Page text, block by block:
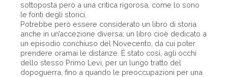
sottoposta però a una critica rigorosa, come lo sono
le fonti degli storici.
Potrebbe però essere considerato un libro di storia
anche in un’accezione diversa: un libro cioè dedicato a
un episodio conchiuso del Novecento, da cui poter
prendere oramai le distanze. È stato così, agli occhi
dello stesso Primo Levi, per un lungo tratto del
dopoguerra, fino a quando le preoccupazioni per una